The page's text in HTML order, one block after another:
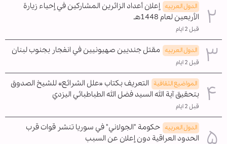
الدول العربیه إعلان أعداد الزائرين المشاركين في إحياء زيارة
الأربعين لعام 1448هـ
قبل 2 ايام
الدول العربیه مقتل جنديين صهيونيين في انفجار بجنوب لبنان
قبل 2 ايام
المواضیع الثقافية التعريف بكتاب «علل الشرائع» للشيخ الصدوق
بتحقيق آية الله السيد فضل الله الطباطبائي اليزدي
قبل 2 ايام
الدول العربیه حكومة "الجولاني" في سوريا تنشر قوات قرب
الحدود العراقية دون إعلان عن السبب